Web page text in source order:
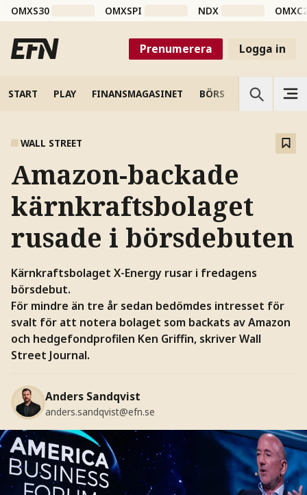
OMXS30 OMXSPI NDX
Prenumerera Logga in
START PLAY FINANSMAGASINET BÖRS VETENSKAP
WALL STREET
Amazon-backade
kärnkraftsbolaget
rusade i börsdebuten
Kärnkraftsbolaget X-Energy rusar i fredagens
börsdebut.
För mindre än tre år sedan bedömdes intresset för
svalt för att notera bolaget som backats av Amazon
och hedgefondprofilen Ken Griffin, skriver Wall
Street Journal.
Anders Sandqvist
anders.sandqvist@efn.se